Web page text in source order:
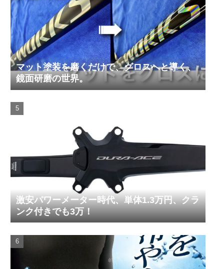
マット塗装を磨くだけで、グロスへと導く、
鏡面研磨の世界。
激安パワーメーター時代、単体1.3万円、クラ
ンク付きでも3万！